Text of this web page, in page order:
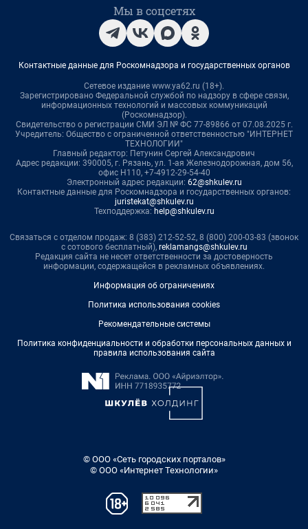
Мы в соцсетях
Контактные данные для Роскомнадзора и государственных органов
Сетевое издание www.ya62.ru (18+).
Зарегистрировано Федеральной службой по надзору в сфере связи,
информационных технологий и массовых коммуникаций
(Роскомнадзор).
Свидетельство о регистрации СМИ ЭЛ № ФС 77-89866 от 07.08.2025 г.
Учредитель: Общество с ограниченной ответственностью "ИНТЕРНЕТ
ТЕХНОЛОГИИ"
Главный редактор: Петунин Сергей Александрович
Адрес редакции: 390005, г. Рязань, ул. 1-ая Железнодорожная, дом 56,
офис Н110, +7-4912-29-54-40
Электронный адрес редакции: 62@shkulev.ru
Контактные данные для Роскомнадзора и государственных органов:
juristekat@shkulev.ru
Техподдержка: help@shkulev.ru
Связаться с отделом продаж: 8 (383) 212-52-52, 8 (800) 200-03-83 (звонок
с сотового бесплатный), reklamangs@shkulev.ru
Редакция сайта не несет ответственности за достоверность
информации, содержащейся в рекламных объявлениях.
Информация об ограничениях
Политика использования cookies
Рекомендательные системы
Политика конфиденциальности и обработки персональных данных и
правила использования сайта
© ООО «Сеть городских порталов»
© ООО «Интернет Технологии»